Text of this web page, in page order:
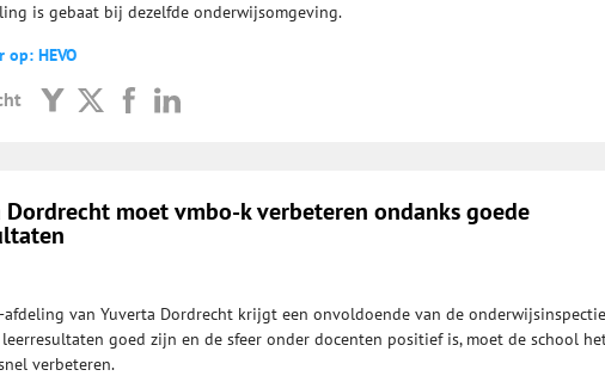
is gebaat bij dezelfde onderwijs­omgeving.
op: HEVO
moet vmbo-k verbeteren ondanks goede
afdeling van Yuverta Dordrecht krijgt een onvoldoende van de
leerresultaten goed zijn en de sfeer onder docenten positief is, moet de school
verbeteren.